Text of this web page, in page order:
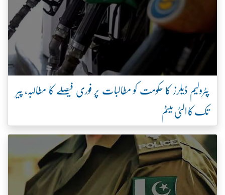
پٹرولیم ڈیلرز کا حکومت کو مطالبات پر فوری فیصلے کا مطالبہ، پیر
تک کا الٹی میٹم